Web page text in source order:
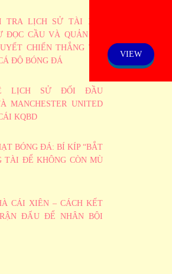
TRA LỊCH SỬ TÀI XỈU
ĐỌC CẦU VÀ QUẢN LÝ
CHIẾN THẮNG TỐI
ĐỘ BÓNG ĐÁ
LỊCH SỬ ĐỐI ĐẦU
MANCHESTER UNITED
KQBD
BÓNG ĐÁ: BÍ KÍP “BẮT
TÀI ĐỂ KHÔNG CÒN MÙ
CÁI XIÊN – CÁCH KẾT
ĐẤU ĐỂ NHÂN BỘI
VIEW